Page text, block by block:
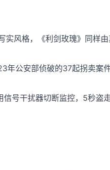
实风格，《利剑玫瑰》同样由
公安部侦破的37起拐卖案件
信号干扰器切断监控，5秒盗